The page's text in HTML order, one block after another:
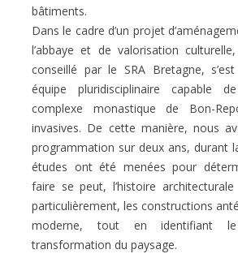
bâtiments.
Dans le cadre d’un projet
l’abbaye et de valorisation
conseillé par le SRA Bretagne,
équipe pluridisciplinaire capable
complexe monastique de Bon-
invasives. De cette manière, nous
programmation sur deux ans, durant
études ont été menées pour
faire se peut, l’histoire architecturale
particulièrement, les constructions
moderne, tout en identifiant
transformation du paysage.